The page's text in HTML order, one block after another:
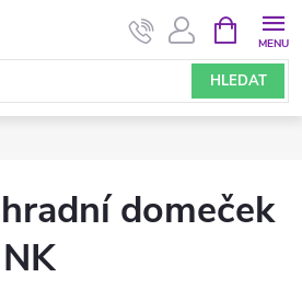
HLEDAT
NÁKUPNÍ
KOŠÍK
domeček